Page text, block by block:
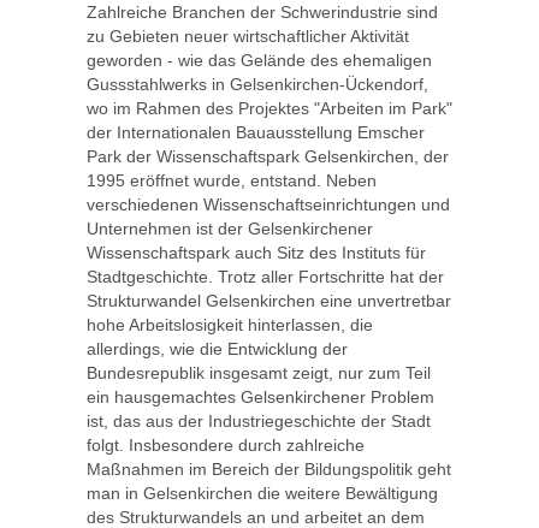
Zahlreiche Branchen der Schwerindustrie sind
zu Gebieten neuer wirtschaftlicher Aktivität
geworden - wie das Gelände des ehemaligen
Gussstahlwerks in Gelsenkirchen-Ückendorf,
wo im Rahmen des Projektes "Arbeiten im Park"
der Internationalen Bauausstellung Emscher
Park der Wissenschaftspark Gelsenkirchen, der
1995 eröffnet wurde, entstand. Neben
verschiedenen Wissenschaftseinrichtungen und
Unternehmen ist der Gelsenkirchener
Wissenschaftspark auch Sitz des Instituts für
Stadtgeschichte. Trotz aller Fortschritte hat der
Strukturwandel Gelsenkirchen eine unvertretbar
hohe Arbeitslosigkeit hinterlassen, die
allerdings, wie die Entwicklung der
Bundesrepublik insgesamt zeigt, nur zum Teil
ein hausgemachtes Gelsenkirchener Problem
ist, das aus der Industriegeschichte der Stadt
folgt. Insbesondere durch zahlreiche
Maßnahmen im Bereich der Bildungspolitik geht
man in Gelsenkirchen die weitere Bewältigung
des Strukturwandels an und arbeitet an dem